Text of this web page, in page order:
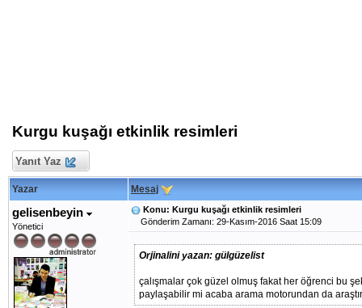
Kurgu kuşağı etkinlik resimleri
Yanıt Yaz
Yazar Mesaj
gelisenbeyin
Yönetici
Konu: Kurgu kuşağı etkinlik resimleri
Gönderim Zamanı: 29-Kasım-2016 Saat 15:09
Orjinalini yazan: gülgüzelist
çalışmalar çok güzel olmuş fakat her öğrenci bu
paylaşabilir mi acaba arama motorundan da